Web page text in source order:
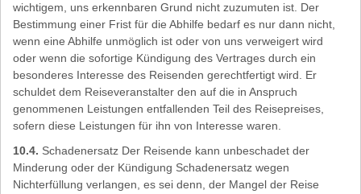
wichtigem, uns erkennbaren Grund nicht zuzumuten ist. Der
Bestimmung einer Frist für die Abhilfe bedarf es nur dann nicht,
wenn eine Abhilfe unmöglich ist oder von uns verweigert wird
oder wenn die sofortige Kündigung des Vertrages durch ein
besonderes Interesse des Reisenden gerechtfertigt wird. Er
schuldet dem Reiseveranstalter den auf die in Anspruch
genommenen Leistungen entfallenden Teil des Reisepreises,
sofern diese Leistungen für ihn von Interesse waren.
10.4. Schadenersatz Der Reisende kann unbeschadet der
Minderung oder der Kündigung Schadenersatz wegen
Nichterfüllung verlangen, es sei denn, der Mangel der Reise